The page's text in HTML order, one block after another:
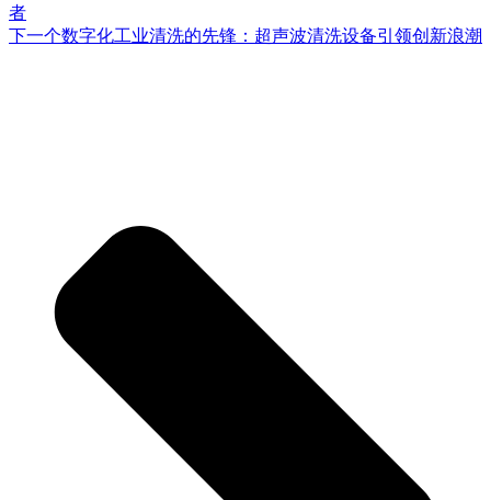
者
下一个数字化工业清洗的先锋：超声波清洗设备引领创新浪潮